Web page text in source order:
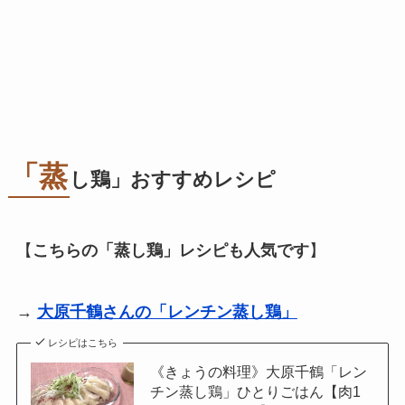
「蒸 し鶏」おすすめレシピ
【 こちらの「蒸し鶏」レシピも人気です】
→ 大原千鶴さんの「レンチン蒸し鶏」
レシピはこちら
《きょうの料理》大原千鶴「レン
チン蒸し鶏」ひとりごはん【肉1